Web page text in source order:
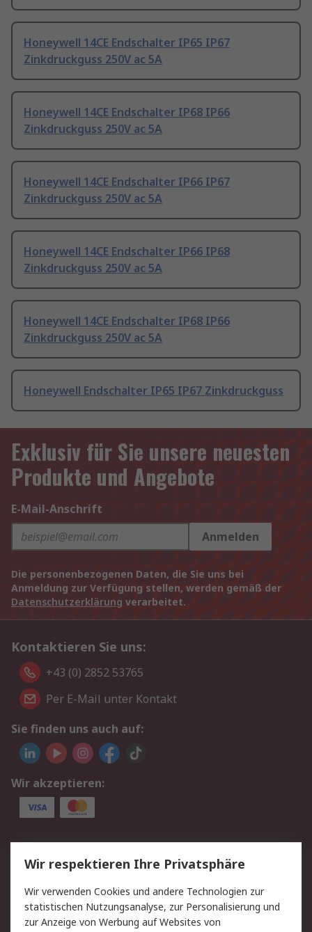
Honeywell 14CE Endschalter IP65 IP67
Zinkdruckguss 250V ac 5A
Honeywell 14CE Endschalter IP68 IP66
Zinkdruckguss 250V ac 5A
Honeywell 14CE Endschalter IP66 IP67
Zinkdruckguss 250V ac 5A
Honeywell 14CE Endschalter IP66 IP68
Zinkdruckguss 250V ac 5A
Honeywell 14CE Endschalter IP68 IP66
Zinkdruckguss 250V ac 5A
Honeywell Endschalter IP65 IP67 Zinkdruckguss
Exklusiv für Sie unsere neuesten
Produkte und Angebote
E-Mail-Anschrift
Anmelden
Die personenbezogenen Daten, die Sie uns bei
Anmeldung zur Verfügung stellen, werden gemäß der
Datenschutzerklärung verarbeitet.
Kontaktieren Sie uns:
+43 (0) 2852 53765
Per E-Mail unter Kontakt
Sie finden uns auch auf:
Wir akzeptieren:
Service
Value Added Services
Lieferlösungen
Rücksendung/Entsorgung Kontakt
Hilfe
Wir respektieren Ihre Privatsphäre
Wir verwenden Cookies und andere Technologien zur
statistischen Nutzungsanalyse, zur Personalisierung und
zur Anzeige von Werbung auf Websites von